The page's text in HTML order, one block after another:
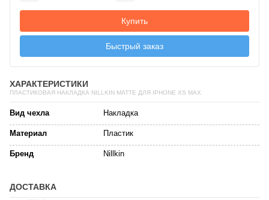
Купить
Быстрый заказ
ХАРАКТЕРИСТИКИ
ПЛАСТИКОВАЯ НАКЛАДКА NILLKIN MATTE ДЛЯ IPHONE XS MAX
Вид чехла Накладка
Материал Пластик
Бренд Nillkin
ДОСТАВКА